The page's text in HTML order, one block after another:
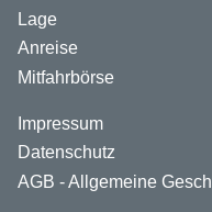
Lage
Anreise
Mitfahrbörse
Impressum
Datenschutz
AGB - Allgemeine